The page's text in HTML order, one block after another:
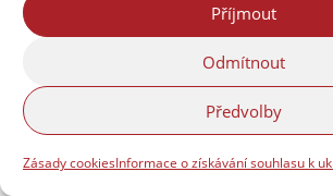
Příjmout
Odmítnout
Předvolby
Zásady cookiesInformace o získávání souhlasu k